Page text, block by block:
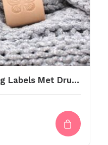
Vlinder Big Labels Met Drukknoop 10x3cm Naturel